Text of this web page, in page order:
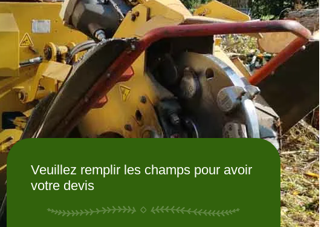
Veuillez remplir les champs pour avoir
votre devis